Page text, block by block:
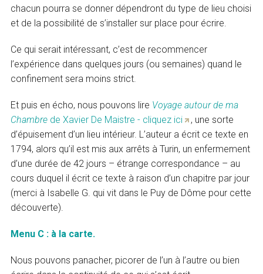
chacun pourra se donner dépendront du type de lieu choisi
et de la possibilité de s’installer sur place pour écrire.
Ce qui serait intéressant, c’est de recommencer
l’expérience dans quelques jours (ou semaines) quand le
confinement sera moins strict.
Et puis en écho, nous pouvons lire Voyage autour de ma
Chambre de Xavier De Maistre - cliquez ici
, une sorte
d’épuisement d’un lieu intérieur. L’auteur a écrit ce texte en
1794, alors qu’il est mis aux arrêts à Turin, un enfermement
d’une durée de 42 jours – étrange correspondance – au
cours duquel il écrit ce texte à raison d’un chapitre par jour
(merci à Isabelle G. qui vit dans le Puy de Dôme pour cette
découverte).
Menu C : à la carte.
Nous pouvons panacher, picorer de l’un à l’autre ou bien